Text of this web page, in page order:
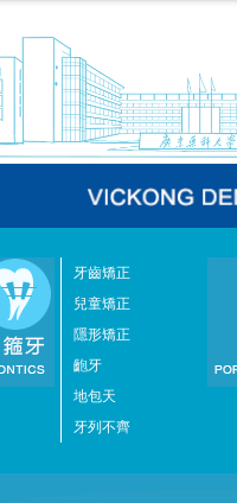
牙齒矯正
兒童矯正
隱形矯正
齙牙
地包天
牙列不齊